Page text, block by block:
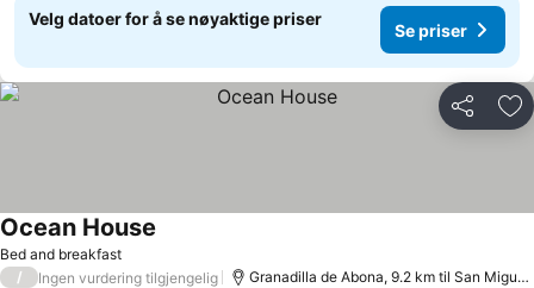
Velg datoer for å se nøyaktige priser
Se priser
Del
Bed and breakfast
Ocean House
/ Ingen vurdering tilgjengelig Granadilla de Abona, 9.2 km til San Miguel de Abona